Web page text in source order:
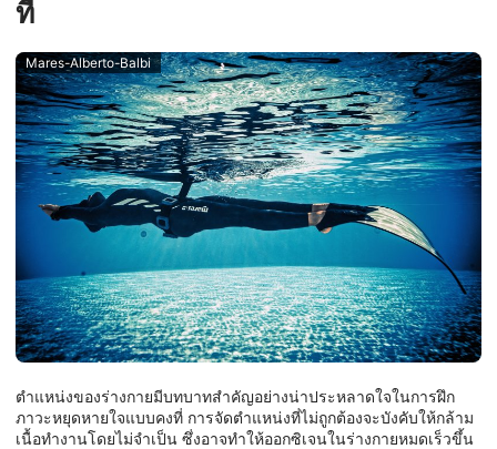
ที่
Mares-Alberto-Balbi
ตำแหน่งของร่างกายมีบทบาทสำคัญอย่างน่าประหลาดใจในการฝึก
ภาวะหยุดหายใจแบบคงที่ การจัดตำแหน่งที่ไม่ถูกต้องจะบังคับให้กล้าม
เนื้อทำงานโดยไม่จำเป็น ซึ่งอาจทำให้ออกซิเจนในร่างกายหมดเร็วขึ้น